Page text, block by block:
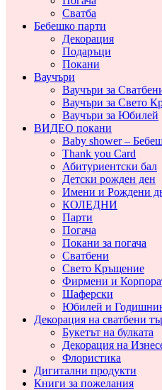
Сватба
Бебешко парти
Декорация
Подаръци
Покани
Ваучъри
Ваучъри за
Ваучъри за Свето
Ваучъри за Юбилей
ВИДЕО покани
Baby shower –
Thank you Card
Абитуриентски бал
Детски рожден ден
Имени и Рождени
КОЛЕДНИ
Парти
Погача
Покани за погача
Сватбени
Свето Кръщение
Фирмени и
Шаферски
Юбилей и
Декорация на сватбени
Букетът на булката
Декорация на
Флористика
Дигитални продукти
Книги за пожелания